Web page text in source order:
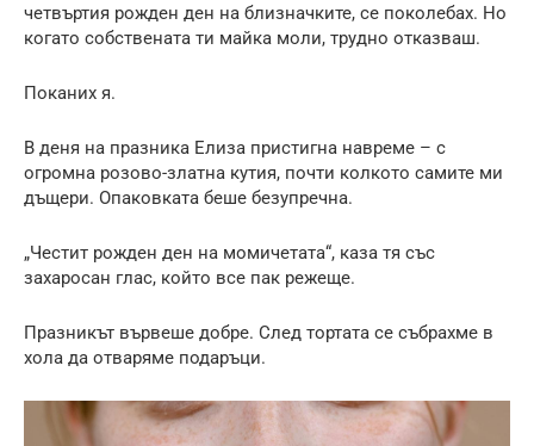
четвъртия рожден ден на близначките, се поколебах. Но
когато собствената ти майка моли, трудно отказваш.
Поканих я.
В деня на празника Елиза пристигна навреме – с
огромна розово-златна кутия, почти колкото самите ми
дъщери. Опаковката беше безупречна.
„Честит рожден ден на момичетата“, каза тя със
захаросан глас, който все пак режеще.
Празникът вървеше добре. След тортата се събрахме в
хола да отваряме подаръци.